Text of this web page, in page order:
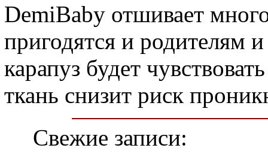
DemiBaby отшивает
пригодятся и
карапуз будет
ткань снизит риск
Свежие записи: